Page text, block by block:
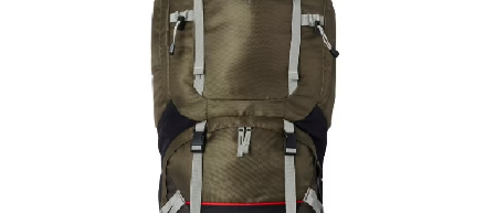
Trail
Escalade / Alpinisme
Bons Plans